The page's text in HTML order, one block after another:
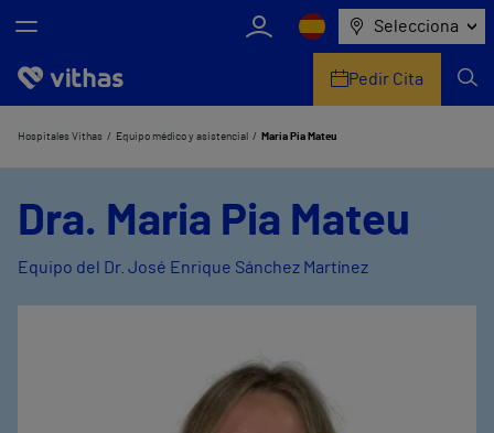
Selecciona
Nosotros
Pedir Cita
Hospitales Vithas Equipo médico y asistencial Maria Pia Mateu
Dra. Maria Pia Mateu
Equipo del Dr. José Enrique Sánchez Martínez